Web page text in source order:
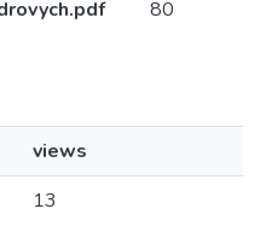
80
views
13